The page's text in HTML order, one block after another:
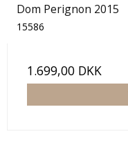
Dom Perignon 2015
15586
1.699,00 DKK